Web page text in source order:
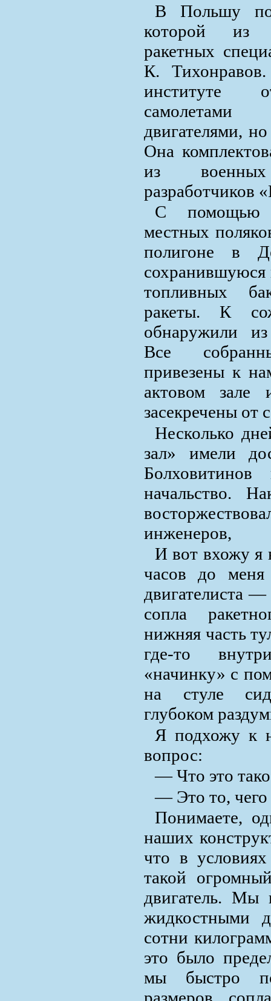
В Польшу
которой из
ракетных
К.
институте
двигателями,
Она
из
разработчиков
С помощью
местных
полигоне в
сохранившуюся
топливных
ракеты. К
обнаружили
Все
привезены к
актовом зале
засекречены от
Несколько
зал» имели
начальство.
инженеров,
И вот вхожу я
часов до меня
двигателиста
сопла
нижняя часть
где-то
«начинку» с
на стуле
глубоком
Я подхожу к
вопрос:
— Что это
— Это то,
Понимаете,
наших
что в
такой
двигатель. Мы
жидкостными
сотни
это было
мы быстро